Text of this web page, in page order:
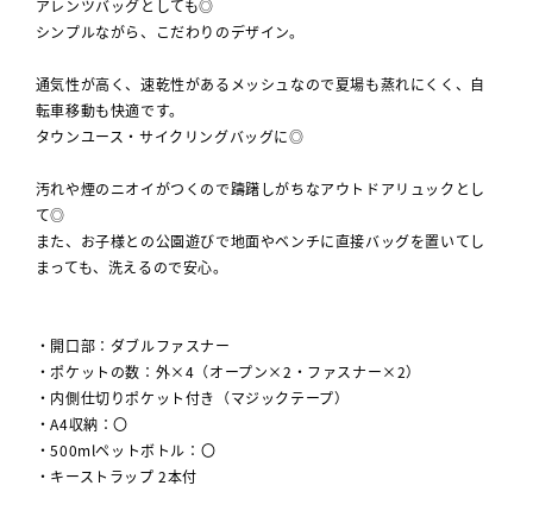
アレンツバッグとしても◎
シンプルながら、こだわりのデザイン。
通気性が高く、速乾性があるメッシュなので夏場も蒸れにくく、自
転車移動も快適です。
タウンユース・サイクリングバッグに◎
汚れや煙のニオイがつくので躊躇しがちなアウトドアリュックとし
て◎
また、お子様との公園遊びで地面やベンチに直接バッグを置いてし
まっても、洗えるので安心。
・開口部：ダブルファスナー
・ポケットの数：外×4（オープン×2・ファスナー×2）
・内側仕切りポケット付き（マジックテープ）
・A4収納：〇
・500mlペットボトル：〇
・キーストラップ 2本付